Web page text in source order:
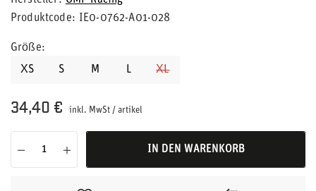
Produktcode
IE0-0762-A01-028
Größe
XS
S M L XL
34,40 € inkl. MwSt / artikel
IN DEN WARENKORB